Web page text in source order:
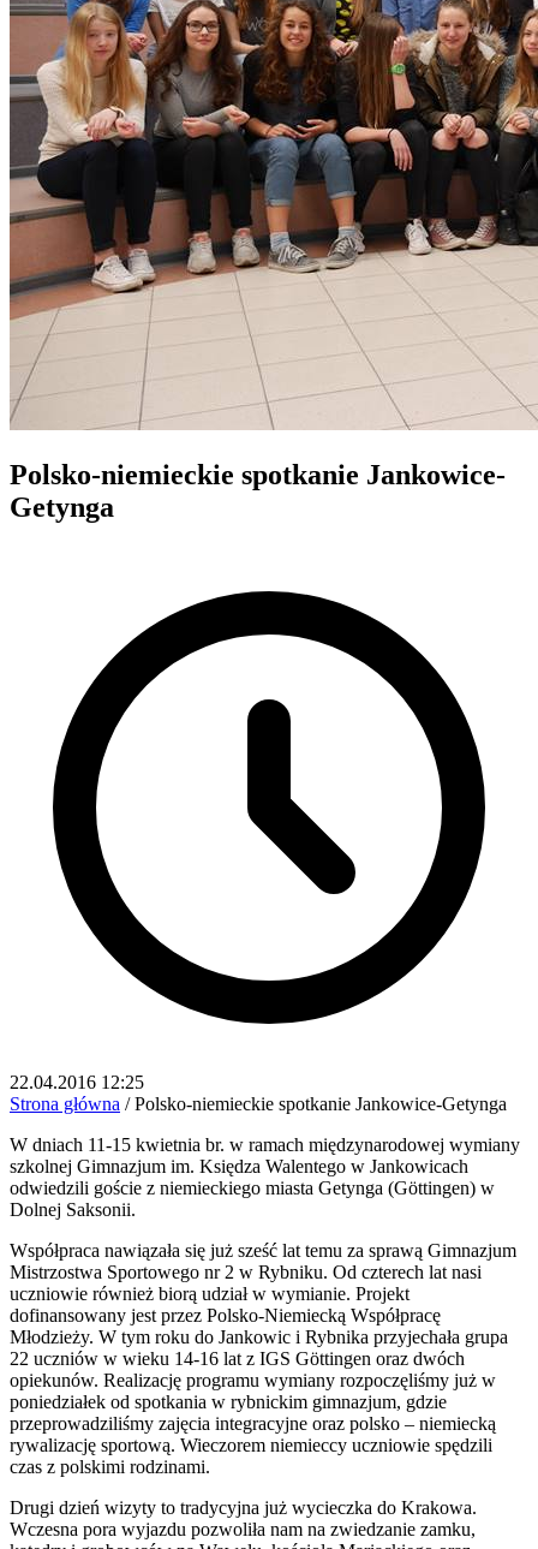
Polsko-niemieckie spotkanie Jankowice-
Getynga
22.04.2016 12:25
Strona główna / Polsko-niemieckie spotkanie Jankowice-Getynga
W dniach 11-15 kwietnia br. w ramach międzynarodowej wymiany
szkolnej Gimnazjum im. Księdza Walentego w Jankowicach
odwiedzili goście z niemieckiego miasta Getynga (Göttingen) w
Dolnej Saksonii.
Współpraca nawiązała się już sześć lat temu za sprawą Gimnazjum
Mistrzostwa Sportowego nr 2 w Rybniku. Od czterech lat nasi
uczniowie również biorą udział w wymianie. Projekt
dofinansowany jest przez Polsko-Niemiecką Współpracę
Młodzieży. W tym roku do Jankowic i Rybnika przyjechała grupa
22 uczniów w wieku 14-16 lat z IGS Göttingen oraz dwóch
opiekunów. Realizację programu wymiany rozpoczęliśmy już w
poniedziałek od spotkania w rybnickim gimnazjum, gdzie
przeprowadziliśmy zajęcia integracyjne oraz polsko – niemiecką
rywalizację sportową. Wieczorem niemieccy uczniowie spędzili
czas z polskimi rodzinami.
Drugi dzień wizyty to tradycyjna już wycieczka do Krakowa.
Wczesna pora wyjazdu pozwoliła nam na zwiedzanie zamku,